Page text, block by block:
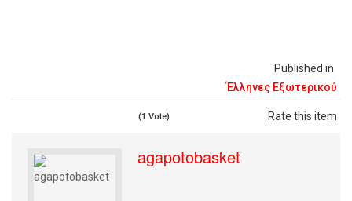
Published in
Έλληνες Εξωτερικού
Rate this item
(1 Vote)
agapotobasket